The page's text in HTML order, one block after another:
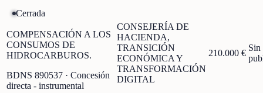
Cerrada
COMPENSACIÓN A LOS
CONSUMOS DE
HIDROCARBUROS.
BDNS 890537 · Concesión
directa - instrumental
CONSEJERÍA DE
HACIENDA,
TRANSICIÓN
ECONÓMICA Y
TRANSFORMACIÓN
DIGITAL
210.000 €
Sin